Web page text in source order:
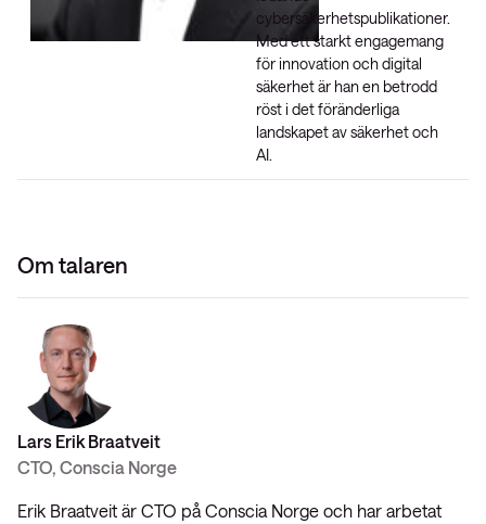
cybersäkerhetspublikationer.
Med ett starkt engagemang
för innovation och digital
säkerhet är han en betrodd
röst i det föränderliga
landskapet av säkerhet och
AI.
Om talaren
Lars Erik Braatveit
CTO, Conscia Norge
Erik Braatveit är CTO på Conscia Norge och har arbetat